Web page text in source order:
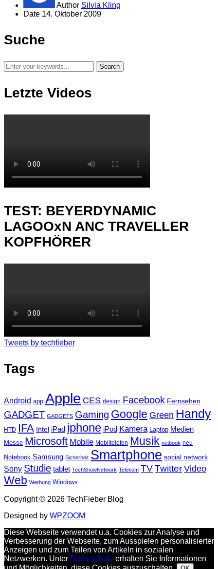
Author Silvia Kling
Date 14. Oktober 2009
Suche
Letzte Videos
TEST: BEYERDYNAMIC
LAGOOxN ANC TRAVELLER
KOPFHÖRER
Tweets by techfieber
Tags
Android app Apple CES design Facebook Fernsehen
GADGET GADGETS Gaming Google Green Handy
HTD IFA Intel iPad iphone iPod Kamera Laptop Medien
Messe Microsoft Mobile Mobiltelefon Musik netbook neu
Notebook Samsung Sicherheit Smartphone social network
Sony Studie tablet TechShowNetwork Telekom TVTwitter Video
Web Werbung Windows
Copyright © 2026 TechFieber Blog
Designed by WPZOOM
Diese Webseite verwendet u.a. Cookies zur Analyse und
Verbesserung der Webseite, zum Ausspielen personalisierter
Anzeigen und zum Teilen von Artikeln in sozialen
Netzwerken. Unter Datenschutz erhalten Sie Informationen